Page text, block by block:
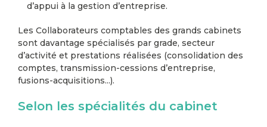
d’appui à la gestion d’entreprise.
Les Collaborateurs comptables des grands cabinets
sont davantage spécialisés par grade, secteur
d’activité et prestations réalisées (consolidation des
comptes, transmission-cessions d’entreprise,
fusions-acquisitions...).
Selon les spécialités du cabinet